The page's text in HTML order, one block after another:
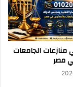
الجامعات
مصر